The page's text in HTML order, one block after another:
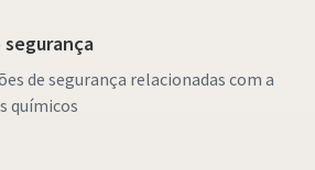
segurança
de segurança relacionadas com a
químicos